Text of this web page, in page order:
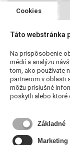
Hmotnosť
Materiál
Farba
Cookies
Táto webstránka
Na prispôsobenie
médií a analýzu
tom, ako používate
partnerom v oblasti
môžu príslušné
poskytli alebo ktoré
Základné
Marketing